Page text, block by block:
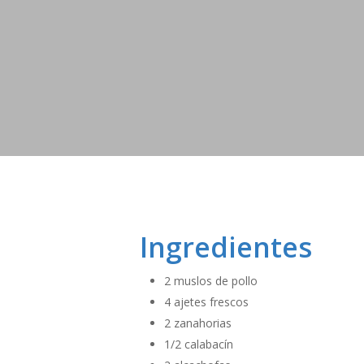
Ingredientes
2 muslos de pollo
4 ajetes frescos
2 zanahorias
1/2 calabacín